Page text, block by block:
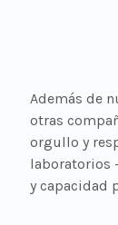
Además de
otras
orgullo y
laboratorios
y capacidad